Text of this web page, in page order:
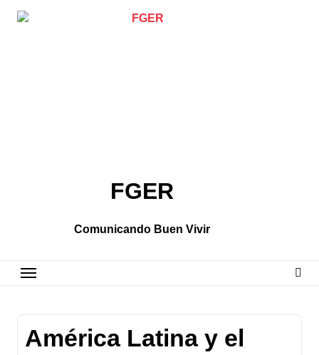
FGER
Comunicando Buen Vivir
América Latina y el